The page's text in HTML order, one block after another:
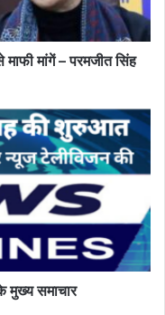
मांगें – परमजीत सिंह
मुख्य समाचार